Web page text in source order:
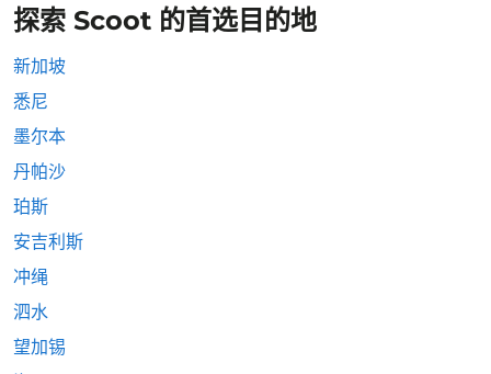
探索 Scoot 的首选目的地
新加坡
悉尼
墨尔本
丹帕沙
珀斯
安吉利斯
冲绳
泗水
望加锡